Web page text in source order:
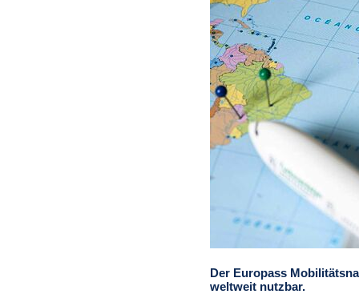
Der Europass
weltweit nutzbar.